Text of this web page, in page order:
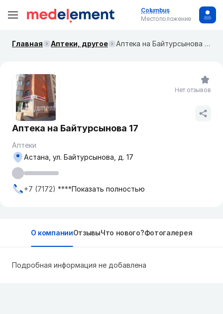
Columbus
Местоположение
Главная Аптеки, другое Аптека на Байтурсынова 17
Аптека на Байтурсынова 17
Аптеки
Астана, ул. Байтурсынова, д. 17
+7 (7172) ****Показать полностью
Нет отзывов
О компанииОтзывыЧто нового?Фотогалерея
Подробная информация не добавлена